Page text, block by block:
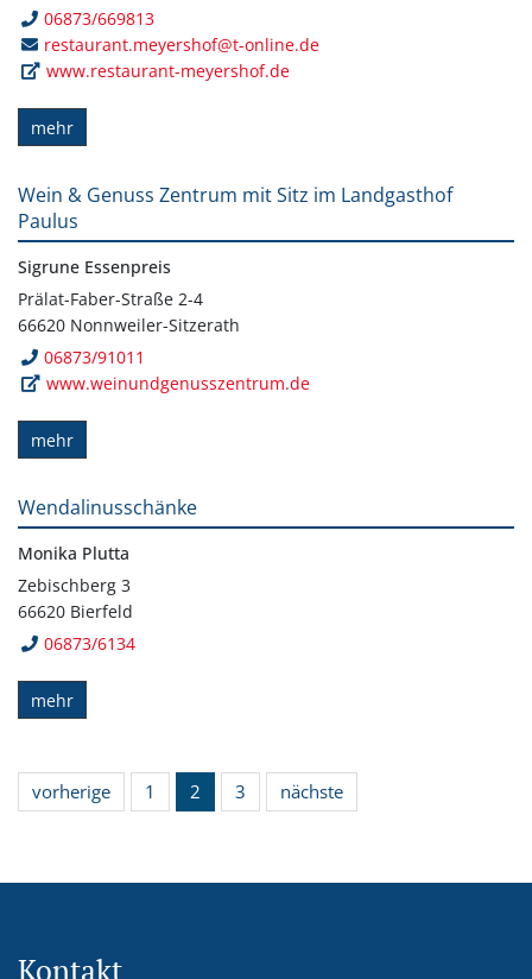
06873/669813
restaurant.meyershof@t-online.de
www.restaurant-meyershof.de
mehr
Wein & Genuss Zentrum mit Sitz im Landgasthof
Paulus
Sigrune Essenpreis
Prälat-Faber-Straße 2-4
66620 Nonnweiler-Sitzerath
06873/91011
www.weinundgenusszentrum.de
mehr
Wendalinusschänke
Monika Plutta
Zebischberg 3
66620 Bierfeld
06873/6134
mehr
vorherige 1 2 3 nächste
Kontakt